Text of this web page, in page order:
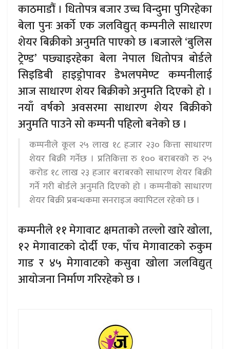
काठमाडौं । धितोपत्र बजार उच्च विन्दुमा पुगिरहेका
बेला पुनः अर्को एक जलविद्युत् कम्पनीले साधारण
शेयर बिक्रीको अनुमति पाएको छ ।बजारले ‘बुलिस
ट्रेण्ड’ पछ्याइरहेका बेला नेपाल धितोपत्र बोर्डले
सिइडिबी हाइड्रोपावर डेभलपमेण्ट कम्पनीलाई
आज साधारण शेयर बिक्रीको अनुमति दिएको हो ।
नयाँ वर्षको अवसरमा साधारण शेयर बिक्रीको
अनुमति पाउने सो कम्पनी पहिलो बनेको छ ।
कम्पनीले कूल २५ लाख १८ हजार २३० कित्ता साधारण
शेयर बिक्री गर्नेछ । प्रतिकित्ता रु १०० बराबरको रु २५
करोड १८ लाख २३ हजार बराबरको साधारण शेयर बिक्री
गर्ने गरी बोर्डले अनुमति दिएको हो । कम्पनीको साधारण
शेयर बिक्री प्रबन्धकमा सनराइज क्यापिटल रहेको छ ।
कम्पनीले ११ मेगावाट क्षमताको तल्लो खारे खोला,
१२ मेगावाटको दोर्दी एक, पाँच मेगावाटको रुकुम
गाड र ४५ मेगावाटको कसुवा खोला जलविद्युत्
आयोजना निर्माण गरिरहेको छ ।